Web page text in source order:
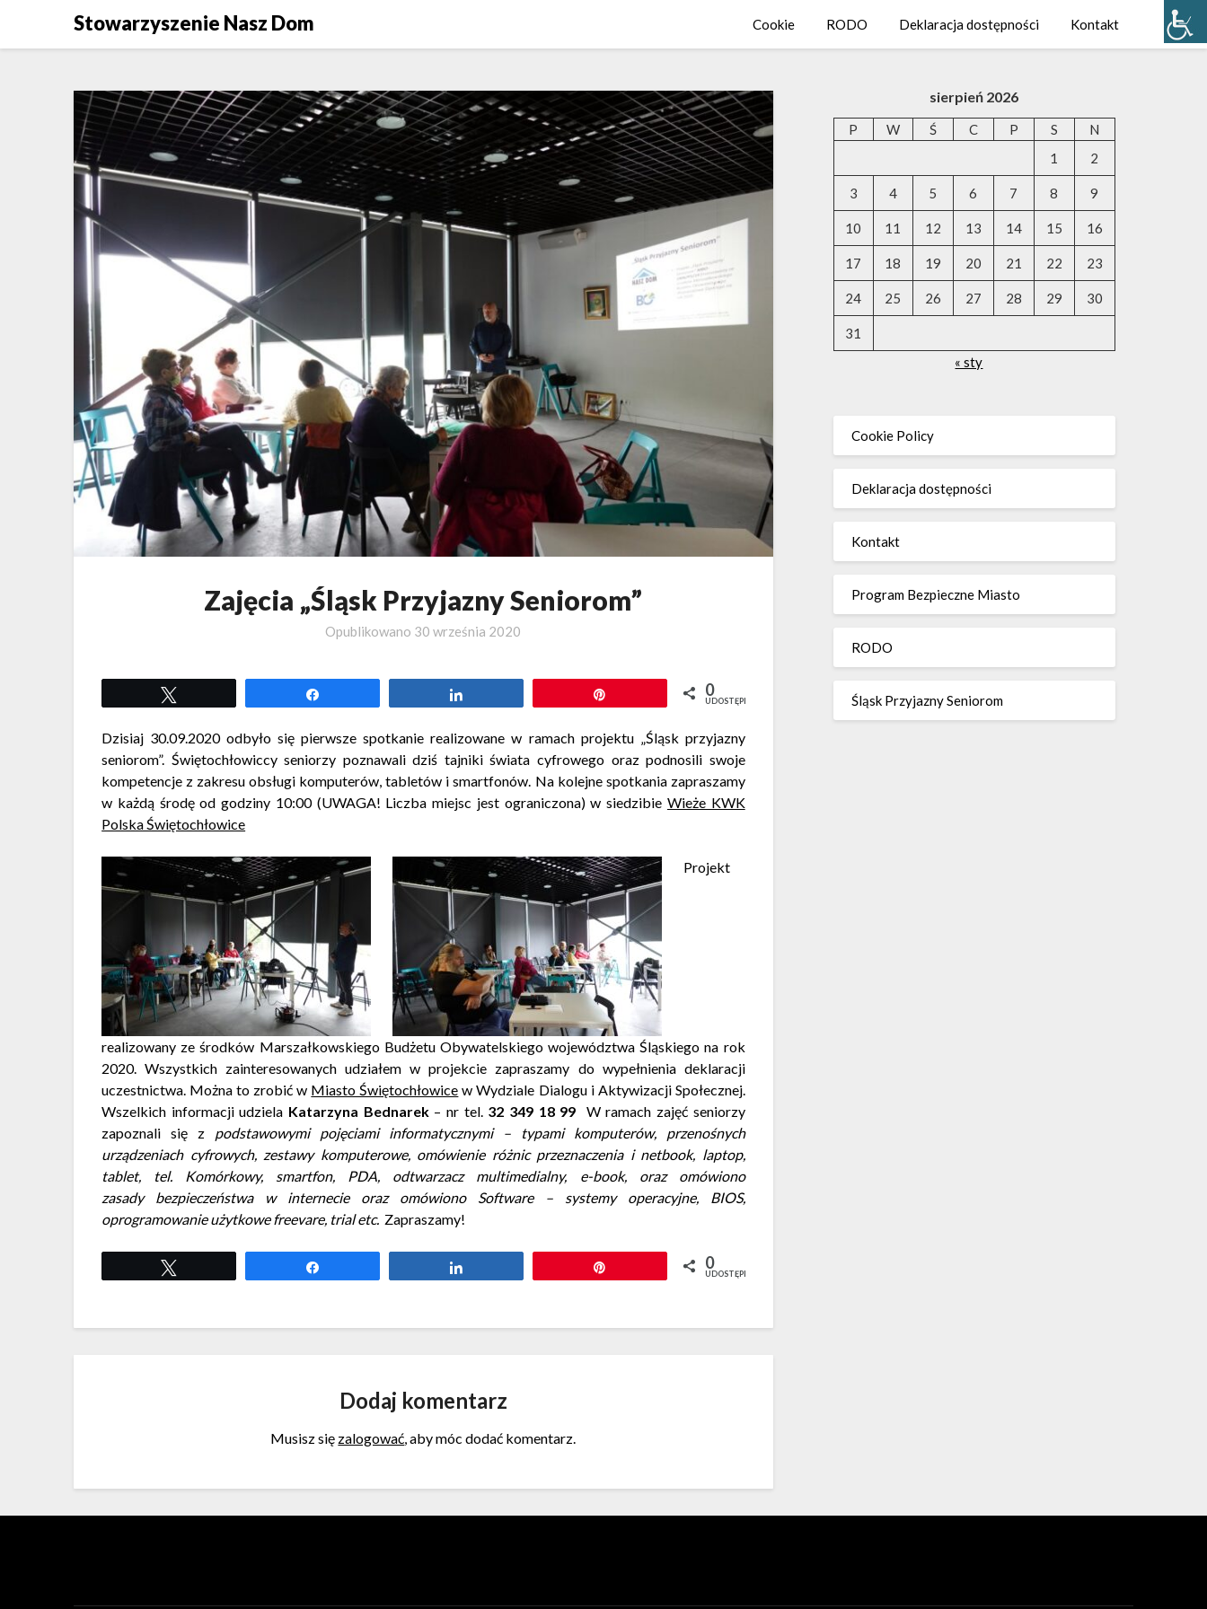
Stowarzyszenie Nasz Dom Cookie RODO Deklaracja dostępności Kontakt
Zajęcia „Śląsk Przyjazny Seniorom”
Opublikowano 30 września 2020
0
UDOSTĘPNIEŃ
Dzisiaj 30.09.2020 odbyło się pierwsze spotkanie realizowane w ramach projektu „Śląsk przyjazny
seniorom”. Świętochłowiccy seniorzy poznawali dziś tajniki świata cyfrowego oraz podnosili swoje
kompetencje z zakresu obsługi komputerów, tabletów i smartfonów. Na kolejne spotkania zapraszamy
w każdą środę od godziny 10:00 (UWAGA! Liczba miejsc jest ograniczona) w siedzibie Wieże KWK
Polska Świętochłowice
Projekt
realizowany ze środków Marszałkowskiego Budżetu Obywatelskiego województwa Śląskiego na rok
2020. Wszystkich zainteresowanych udziałem w projekcie zapraszamy do wypełnienia deklaracji
uczestnictwa. Można to zrobić w Miasto Świętochłowice w Wydziale Dialogu i Aktywizacji Społecznej.
Wszelkich informacji udziela Katarzyna Bednarek– nr tel. 32 349 18 99 W ramach zajęć seniorzy
zapoznali się z podstawowymi pojęciami informatycznymi – typami komputerów, przenośnych
urządzeniach cyfrowych, zestawy komputerowe, omówienie różnic przeznaczenia i netbook, laptop,
tablet, tel. Komórkowy, smartfon, PDA, odtwarzacz multimedialny, e-book, oraz omówiono
zasady bezpieczeństwa w internecie oraz omówiono Software – systemy operacyjne, BIOS,
oprogramowanie użytkowe freevare, trial etc. Zapraszamy!
0
UDOSTĘPNIEŃ
Dodaj komentarz
Musisz się zalogować, aby móc dodać komentarz.
sierpień 2026
P W Ś C P S
N
1
2
3 4 5 6 7 8 9
10 11 12 13 14 15 16
17 18 19 20 21 22 23
24 25 26 27 28 29 30
31
« sty
Cookie Policy
Deklaracja dostępności
Kontakt
Program Bezpieczne Miasto
RODO
Śląsk Przyjazny Seniorom